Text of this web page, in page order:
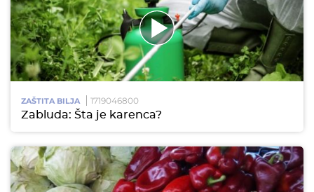
ZAŠTITA BILJA 1719046800
Zabluda: Šta je karenca?